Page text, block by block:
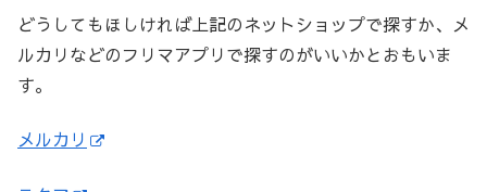
どうしてもほしければ上記のネットショップで探すか、メ
ルカリなどのフリマアプリで探すのがいいかとおもいま
す。
メルカリ